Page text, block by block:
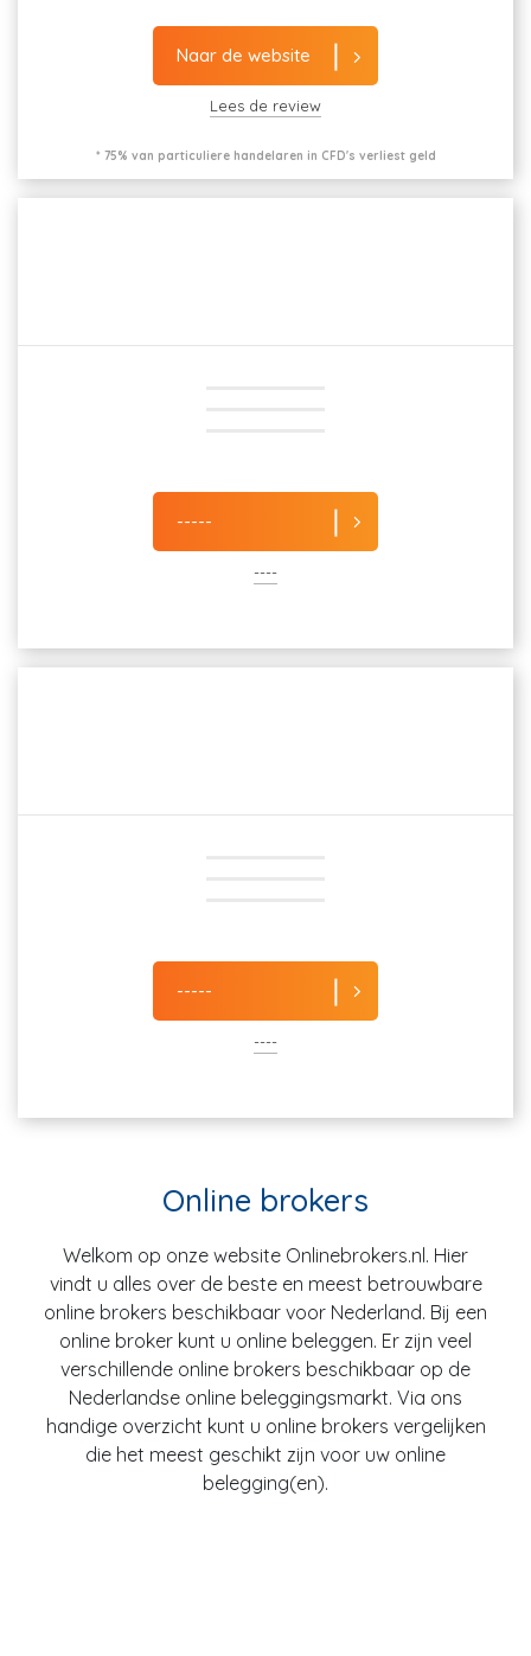
Naar de website
Lees de review
* 75% van particuliere handelaren in CFD's verliest geld
-----
----
-----
----
Online brokers
Welkom op onze website Onlinebrokers.nl. Hier
vindt u alles over de beste en meest betrouwbare
online brokers beschikbaar voor Nederland. Bij een
online broker kunt u online beleggen. Er zijn veel
verschillende online brokers beschikbaar op de
Nederlandse online beleggingsmarkt. Via ons
handige overzicht kunt u online brokers vergelijken
die het meest geschikt zijn voor uw online
belegging(en).